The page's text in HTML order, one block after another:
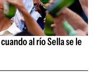
al río Sella se le